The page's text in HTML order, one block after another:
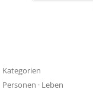
Kategorien
Personen · Leben